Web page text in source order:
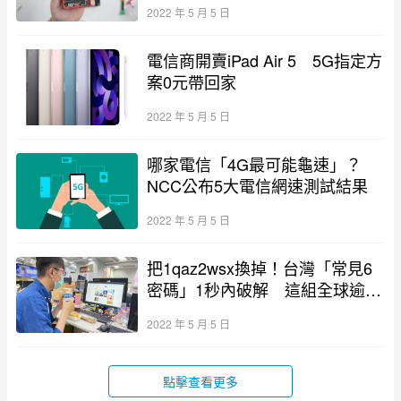
2022 年 5 月 5 日
電信商開賣iPad Air 5 5G指定方
案0元帶回家
2022 年 5 月 5 日
哪家電信「4G最可能龜速」？
NCC公布5大電信網速測試結果
2022 年 5 月 5 日
把1qaz2wsx換掉！台灣「常見6
密碼」1秒內破解 這組全球逾1
2022 年 5 月 5 日
點擊查看更多